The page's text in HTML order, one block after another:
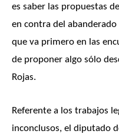
es saber las propuestas
en contra del
que va primero en las
de proponer algo sólo
Rojas.
Referente a los trabajos
inconclusos, el diputado